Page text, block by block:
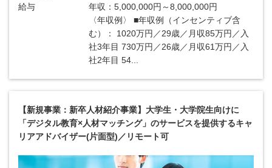
給与
年収：5,000,000円～8,000,000円
〈年収例〉 ■年収例（インセンティブ含
む）： 1020万円／29歳／月収85万円／入
社3年目 730万円／26歳／月収61万円／入
社2年目 54...
【新規事業：新卒人材紹介事業】大学生・大学院生向けに
「デジタル教育×人材マッチング」のサービスを提供するキャ
リアアドバイザー(片面型)／リモート可